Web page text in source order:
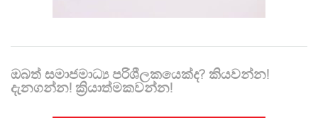
ඔබත් සමාජමාධ්‍ය පරිශීලකයෙක්ද? කියවන්න!
දැනගන්න! ක්‍රියාත්මකවන්න!